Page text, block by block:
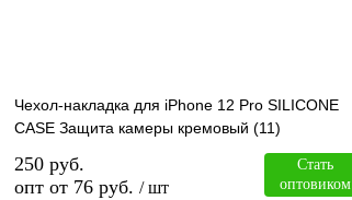
Чехол-накладка для iPhone 12 Pro SILICONE
CASE Защита камеры кремовый (11)
250 руб.
опт от 76 руб. / шт
Стать
оптовиком